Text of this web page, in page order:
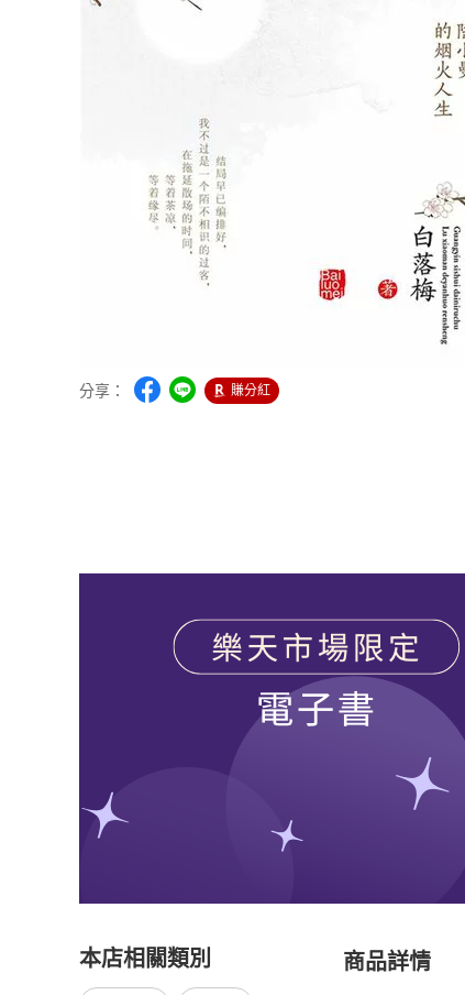
分享： 賺分紅
本店相關類別 商品詳情